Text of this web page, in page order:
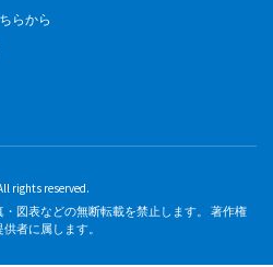
らから
rights reserved.
図表などの無断転載を禁止します。 著作権
者に属します。